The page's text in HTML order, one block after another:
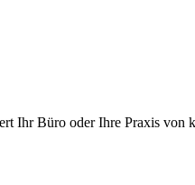
Ihr Büro oder Ihre Praxis